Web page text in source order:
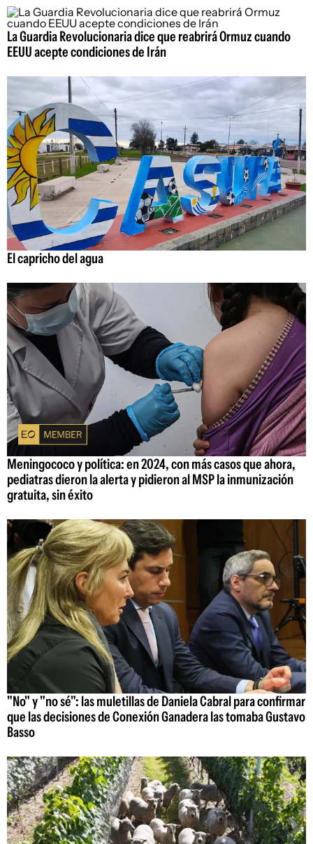
La Guardia Revolucionaria dice que reabrirá Ormuz cuando
EEUU acepte condiciones de Irán
El capricho del agua
Meningococo y política: en 2024, con más casos que ahora,
pediatras dieron la alerta y pidieron al MSP la inmunización
gratuita, sin éxito
"No" y "no sé": las muletillas de Daniela Cabral para confirmar
que las decisiones de Conexión Ganadera las tomaba Gustavo
Basso